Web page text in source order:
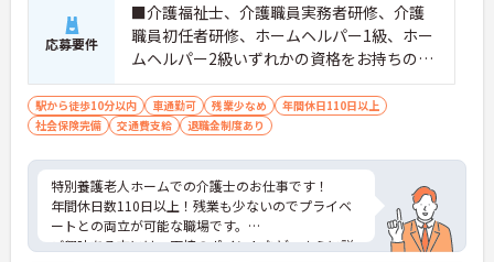
応募要件
■介護福祉士、介護職員実務者研修、介護
職員初任者研修、ホームヘルパー1級、ホー
ムヘルパー2級いずれかの資格をお持ちの方
※介護福祉士あれば尚可 ※無資格・未経験
応相談
駅から徒歩10分以内 車通勤可 残業少なめ
年間休日110日以上
社会保険完備
交通費支給 退職金制度あり
特別養護老人ホームでの介護士のお仕事です！
年間休日数110日以上！残業も少ないのでプライベ
ートとの両立が可能な職場です。
ご興味ある方には、面接のポイントなど、さらに詳